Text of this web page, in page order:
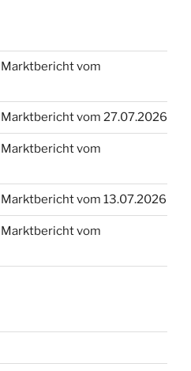
Marktbericht vom
vom 27.07.2026
Marktbericht vom
vom 13.07.2026
Marktbericht vom